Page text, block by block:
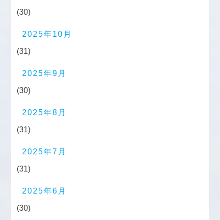
(30)
2025年10月
(31)
2025年9月
(30)
2025年8月
(31)
2025年7月
(31)
2025年6月
(30)